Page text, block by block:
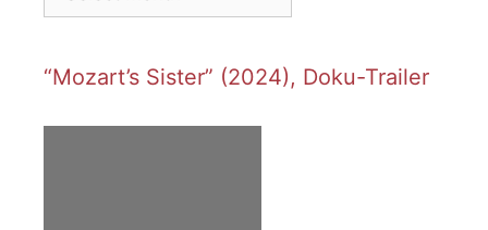
“Mozart’s Sister” (2024), Doku-Trailer